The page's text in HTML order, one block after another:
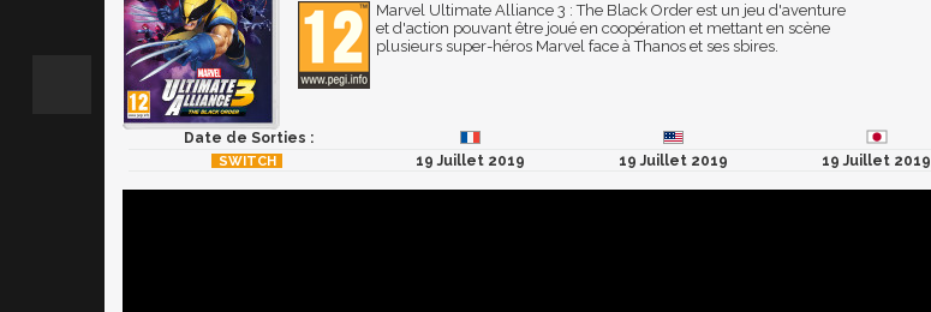
Marvel Ultimate Alliance 3 : The Black Order est un jeu d'aventure
et d'action pouvant être joué en coopération et mettant en scène
plusieurs super-héros Marvel face à Thanos et ses sbires.
Date de Sorties :
19 Juillet 2019
19 Juillet 2019 19 Juillet 2019